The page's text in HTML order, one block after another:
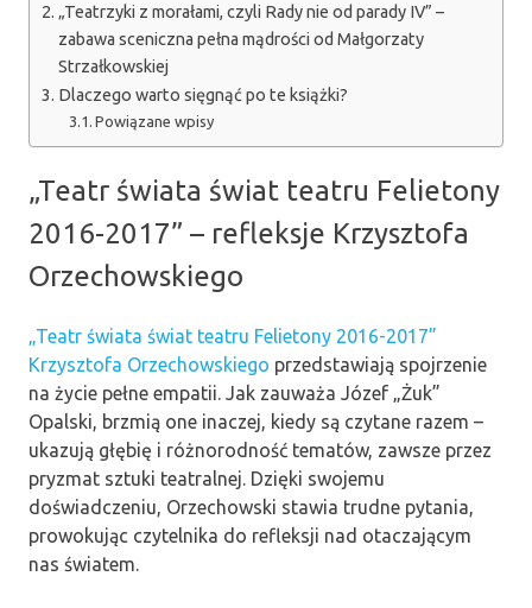
„Teatrzyki z morałami, czyli Rady nie od parady IV” –
zabawa sceniczna pełna mądrości od Małgorzaty
Strzałkowskiej
Dlaczego warto sięgnąć po te książki?
Powiązane wpisy
„Teatr świata świat teatru Felietony
2016-2017” – refleksje Krzysztofa
Orzechowskiego
„Teatr świata świat teatru Felietony 2016-2017”
Krzysztofa Orzechowskiego przedstawiają spojrzenie
na życie pełne empatii. Jak zauważa Józef „Żuk”
Opalski, brzmią one inaczej, kiedy są czytane razem –
ukazują głębię i różnorodność tematów, zawsze przez
pryzmat sztuki teatralnej. Dzięki swojemu
doświadczeniu, Orzechowski stawia trudne pytania,
prowokując czytelnika do refleksji nad otaczającym
nas światem.